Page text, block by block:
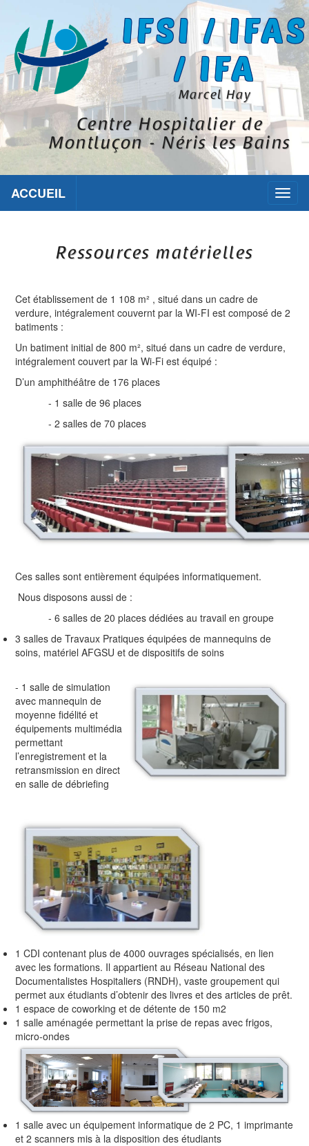
IFSI / IFAS
/ IFA
Marcel Hay
Centre Hospitalier de
Montluçon - Néris les Bains
ACCUEIL
Ressources matérielles
Cet établissement de 1 108 m² , situé dans un cadre de
verdure, intégralement couvernt par la WI-FI est composé de 2
batiments :
Un batiment initial de 800 m², situé dans un cadre de verdure,
intégralement couvert par la Wi-Fi est équipé :
D’un amphithéâtre de 176 places
- 1 salle de 96 places
- 2 salles de 70 places
Ces salles sont entièrement équipées informatiquement.
Nous disposons aussi de :
- 6 salles de 20 places dédiées au travail en groupe
3 salles de Travaux Pratiques équipées de mannequins de
soins, matériel AFGSU et de dispositifs de soins
- 1 salle de simulation
avec mannequin de
moyenne fidélité et
équipements multimédia
permettant
l’enregistrement et la
retransmission en direct
en salle de débriefing
1 CDI contenant plus de 4000 ouvrages spécialisés, en lien
avec les formations. Il appartient au Réseau National des
Documentalistes Hospitaliers (RNDH), vaste groupement qui
permet aux étudiants d’obtenir des livres et des articles de prêt.
1 espace de coworking et de détente de 150 m2
1 salle aménagée permettant la prise de repas avec frigos,
micro-ondes
1 salle avec un équipement informatique de 2 PC, 1 imprimante
et 2 scanners mis à la disposition des étudiants